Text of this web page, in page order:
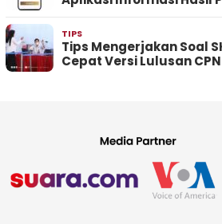
TIPS
Tips Mengerjakan Soal
Cepat Versi Lulusan